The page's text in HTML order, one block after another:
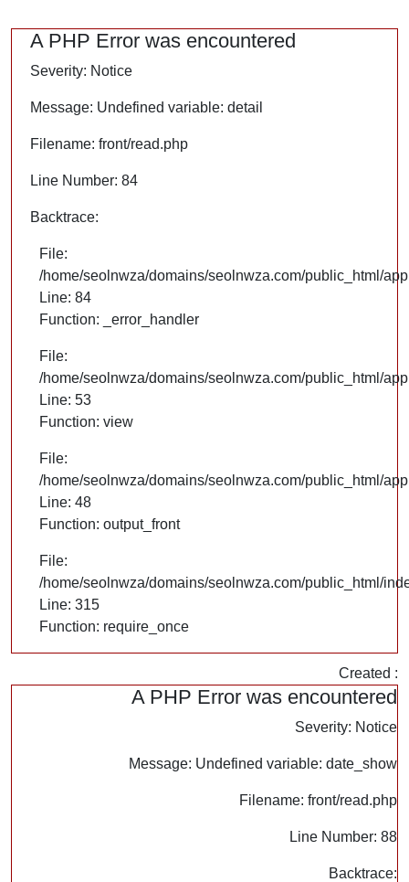
A PHP Error was encountered
Severity: Notice
Message: Undefined variable: detail
Filename: front/read.php
Line Number: 84
Backtrace:
File:
/home/seolnwza/domains/seolnwza.com/public_html/
Line: 84
Function: _error_handler
File:
/home/seolnwza/domains/seolnwza.com/public_html/
Line: 53
Function: view
File:
/home/seolnwza/domains/seolnwza.com/public_html/
Line: 48
Function: output_front
File:
/home/seolnwza/domains/seolnwza.com/public_html/
Line: 315
Function: require_once
Created :
A PHP Error was encountered
Severity: Notice
Message: Undefined variable: date_show
Filename: front/read.php
Line Number: 88
Backtrace: